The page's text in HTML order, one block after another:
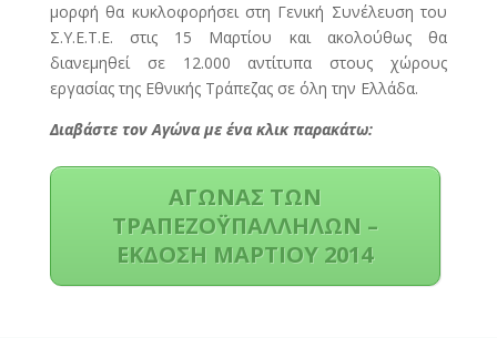
μορφή θα κυκλοφορήσει στη Γενική Συνέλευση του
Σ.Υ.Ε.Τ.Ε. στις 15 Μαρτίου και ακολούθως θα
διανεμηθεί σε 12.000 αντίτυπα στους χώρους
εργασίας της Εθνικής Τράπεζας σε όλη την Ελλάδα.
Διαβάστε τον Αγώνα με ένα κλικ παρακάτω:
ΑΓΩΝΑΣ ΤΩΝ
ΤΡΑΠΕΖΟΫΠΑΛΛΗΛΩΝ –
ΕΚΔΟΣΗ ΜΑΡΤΙΟΥ 2014